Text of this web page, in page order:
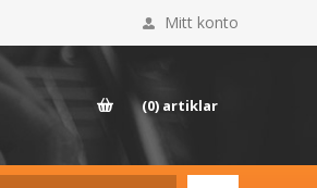
Mitt konto
(0) artiklar